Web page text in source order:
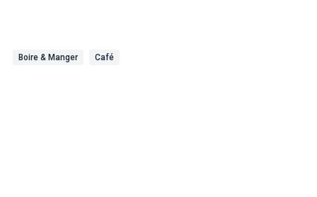
Boire & Manger Café